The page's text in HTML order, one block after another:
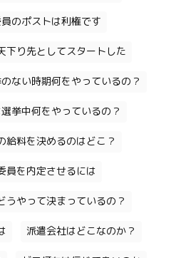
のポストは利権です
下り先としてスタートした
ない時期何をやっているの？
挙中何をやっているの？
給料を決めるのはどこ？
員を内定させるには
うやって決まっているの？
派遣会社はどこなのか？